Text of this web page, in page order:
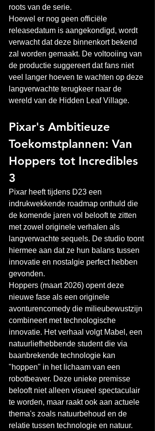
roots van de serie.
Hoewel er nog geen officiële
releasedatum is aangekondigd, wordt
verwacht dat deze binnenkort bekend
zal worden gemaakt. De voltooiing van
de productie suggereert dat fans niet
veel langer hoeven te wachten op deze
langverwachte terugkeer naar de
wereld van de Hidden Leaf Village.
Pixar's Ambitieuze
Toekomstplannen: Van
Hoppers tot Incredibles
3
Pixar heeft tijdens D23 een
indrukwekkende roadmap onthuld die
de komende jaren vol belooft te zitten
met zowel originele verhalen als
langverwachte sequels. De studio toont
hiermee aan dat ze hun balans tussen
innovatie en nostalgie perfect hebben
gevonden.
Hoppers (maart 2026) opent deze
nieuwe fase als een originele
avonturencomedy die milieubewustzijn
combineert met technologische
innovatie. Het verhaal volgt Mabel, een
natuurliefhebbende student die via
baanbrekende technologie kan
"hoppen" in het lichaam van een
robotbeaver. Deze unieke premisse
belooft niet alleen visueel spectaculair
te worden, maar raakt ook aan actuele
thema's zoals natuurbehoud en de
relatie tussen technologie en natuur.